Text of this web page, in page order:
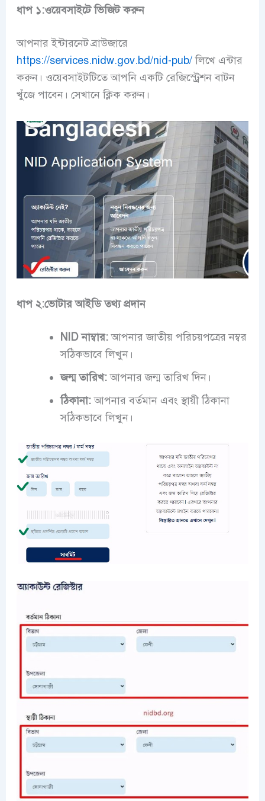
ধাপ ১:ওয়েবসাইটে ভিজিট করুন
আপনার ইন্টারনেট ব্রাউজারে
https://services.nidw.gov.bd/nid-pub/লিখে এন্টার
করুন। ওয়েবসাইটটিতে আপনি একটি রেজিস্ট্রেশন বাটন
খুঁজে পাবেন। সেখানে ক্লিক করুন।
ধাপ ২:ভোটার আইডি তথ্য প্রদান
NID নাম্বার:আপনার জাতীয় পরিচয়পত্রের নম্বর
সঠিকভাবে লিখুন।
জন্ম তারিখ:আপনার জন্ম তারিখ দিন।
ঠিকানা:আপনার বর্তমান এবং স্থায়ী ঠিকানা
সঠিকভাবে লিখুন।